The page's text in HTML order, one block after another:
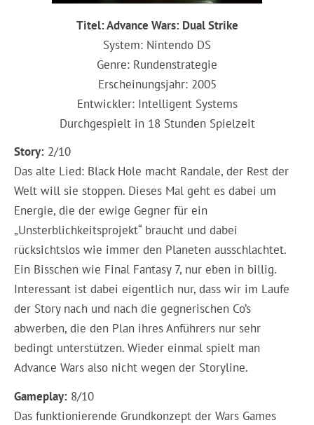
Titel: Advance Wars: Dual Strike
System: Nintendo DS
Genre: Rundenstrategie
Erscheinungsjahr: 2005
Entwickler: Intelligent Systems
Durchgespielt in 18 Stunden Spielzeit
Story: 2/10
Das alte Lied: Black Hole macht Randale, der Rest der
Welt will sie stoppen. Dieses Mal geht es dabei um
Energie, die der ewige Gegner für ein
„Unsterblichkeitsprojekt“ braucht und dabei
rücksichtslos wie immer den Planeten ausschlachtet.
Ein Bisschen wie Final Fantasy 7, nur eben in billig.
Interessant ist dabei eigentlich nur, dass wir im Laufe
der Story nach und nach die gegnerischen Co’s
abwerben, die den Plan ihres Anführers nur sehr
bedingt unterstützen. Wieder einmal spielt man
Advance Wars also nicht wegen der Storyline.
Gameplay: 8/10
Das funktionierende Grundkonzept der Wars Games